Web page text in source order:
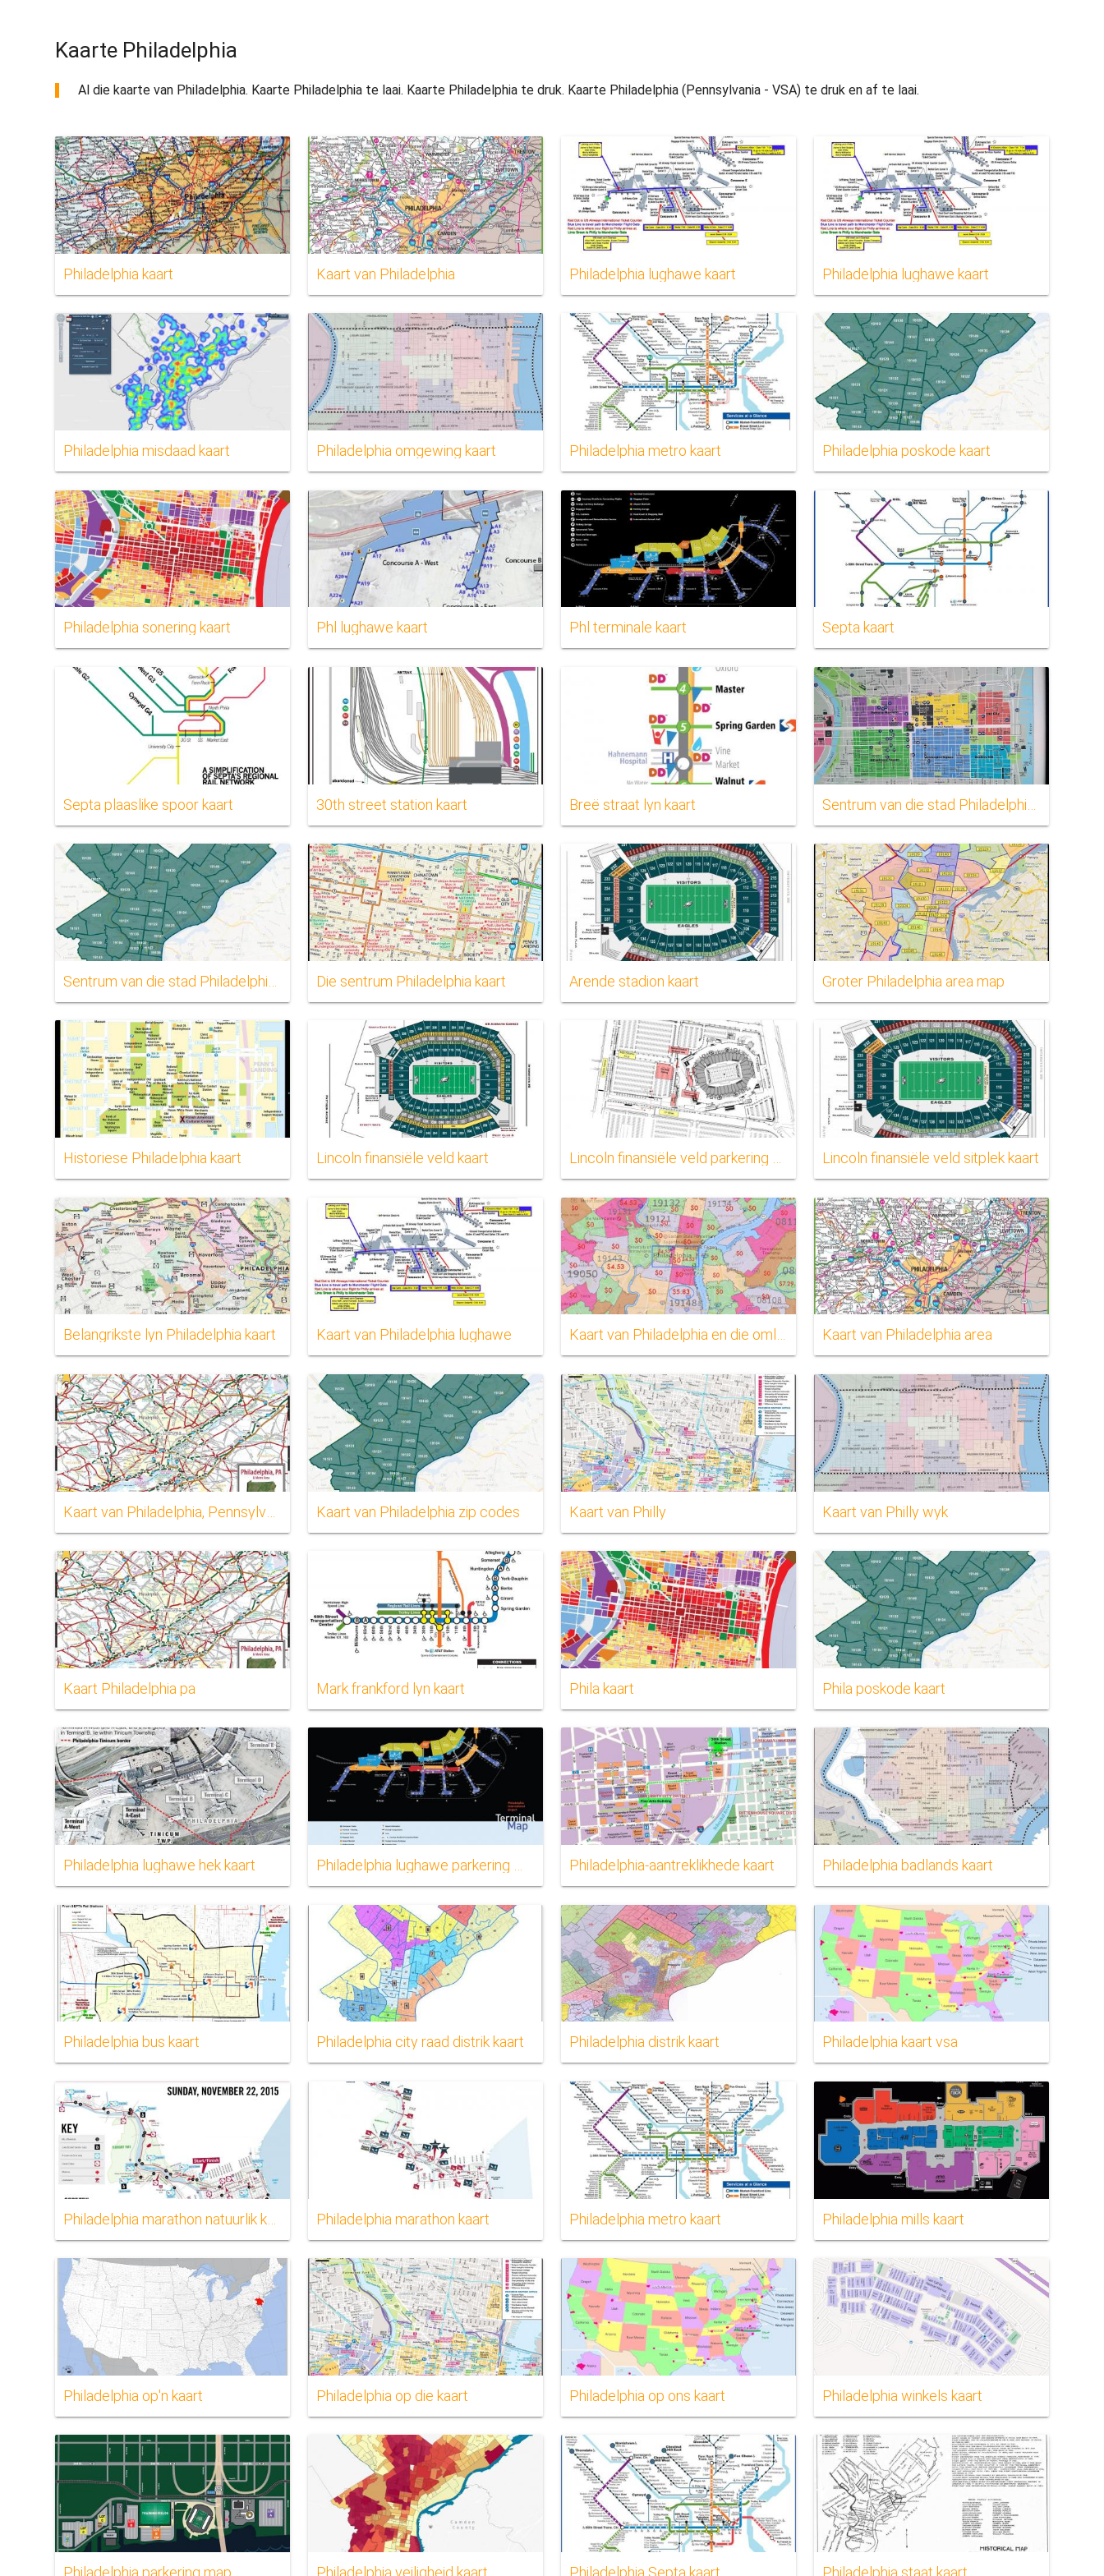
Kaarte Philadelphia
Al die kaarte van Philadelphia. Kaarte Philadelphia te laai. Kaarte Philadelphia te druk. Kaarte Philadelphia (Pennsylvania - VSA) te druk en af te laai.
Philadelphia kaart Kaart van Philadelphia Philadelphia lughawe kaart Philadelphia lughawe kaart
Philadelphia misdaad kaart Philadelphia omgewing kaart Philadelphia metro kaart Philadelphia poskode kaart
Philadelphia sonering kaart Phl lughawe kaart Phl terminale kaart Septa kaart
Septa plaaslike spoor kaart 30th street station kaart Breë straat lyn kaart
Die sentrum Philadelphia kaart Arende stadion kaart Groter Philadelphia area map
Historiese Philadelphia kaart Lincoln finansiële veld kaart Lincoln finansiële veld sitplek kaart
Belangrikste lyn Philadelphia kaart Kaart van Philadelphia lughawe Kaart van Philadelphia en die omliggende gebiede Kaart van Philadelphia area
Kaart van Philadelphia zip codes Kaart van Philly Kaart van Philly wyk
Kaart Philadelphia pa Mark frankford lyn kaart Phila kaart Phila poskode kaart
Philadelphia lughawe hek kaart Philadelphia-aantreklikhede kaart Philadelphia badlands kaart
Philadelphia bus kaart Philadelphia city raad distrik kaart Philadelphia distrik kaart Philadelphia kaart vsa
Philadelphia marathon kaart Philadelphia metro kaart Philadelphia mills kaart
Philadelphia op'n kaart Philadelphia op die kaart Philadelphia op ons kaart Philadelphia winkels kaart
Philadelphia parkering map Philadelphia veiligheid kaart Philadelphia Septa kaart Philadelphia staat kaart